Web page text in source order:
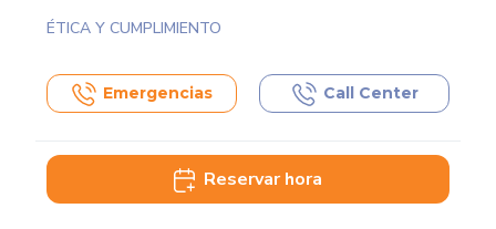
ÉTICA Y CUMPLIMIENTO
Emergencias Call Center
Reservar hora